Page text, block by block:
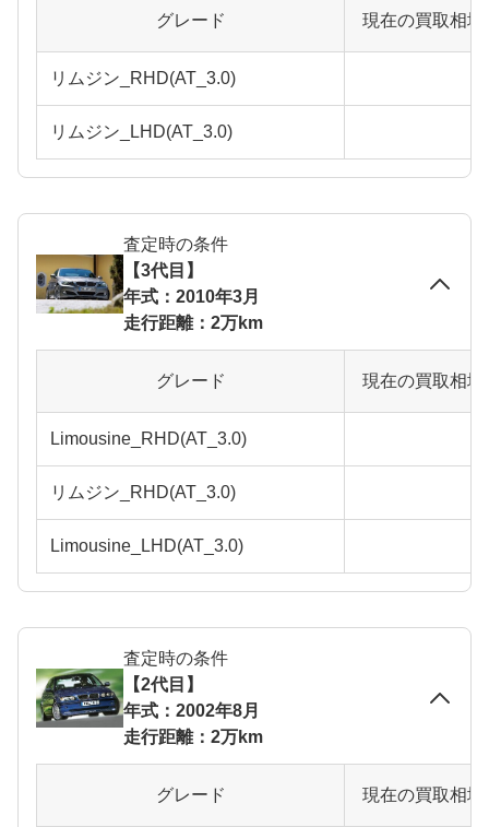
グレード 現在の買取相
リムジン_RHD(AT_3.0)
リムジン_LHD(AT_3.0)
査定時の条件
【3代目】
年式：2010年3月
走行距離：2万km
グレード 現在の買取相
Limousine_RHD(AT_3.0)
リムジン_RHD(AT_3.0)
Limousine_LHD(AT_3.0)
査定時の条件
【2代目】
年式：2002年8月
走行距離：2万km
グレード 現在の買取相